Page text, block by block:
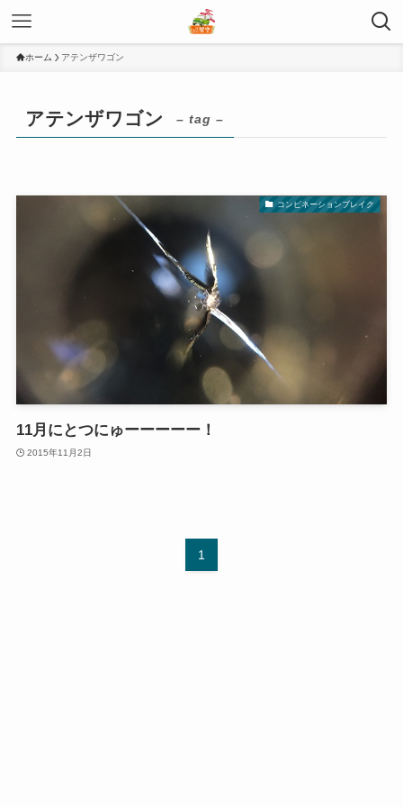
ホーム アテンザワゴン
アテンザワゴン – tag –
コンビネーションブレイク
11月にとつにゅーーーーー！
2015年11月2日
1